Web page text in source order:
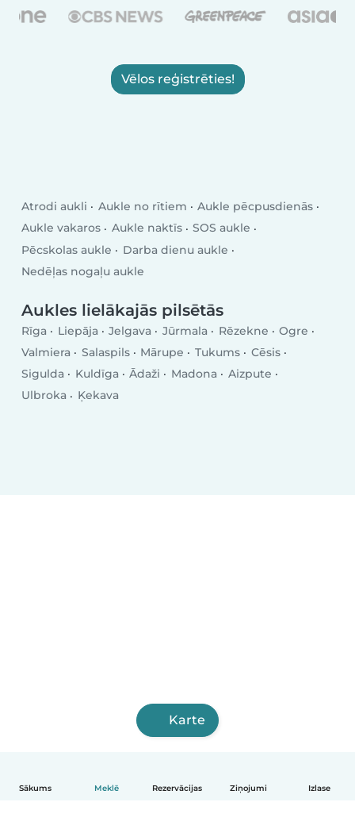
Sākums Meklē Rezervācijas Ziņojumi Izlase
Vēlos reģistrēties!
Atrodi aukli Aukle no rītiem
Aukle pēcpusdienās
Aukle vakaros
Aukle naktīs
SOS aukle
Pēcskolas aukle
Darba dienu aukle
Nedēļas nogaļu aukle
Aukles lielākajās pilsētās
Rīga Liepāja Jelgava Jūrmala Rēzekne
Ogre
Valmiera
Salaspils Mārupe Tukums
Cēsis
Sigulda
Kuldīga Ādaži Madona
Aizpute
Ulbroka
Ķekava
Karte